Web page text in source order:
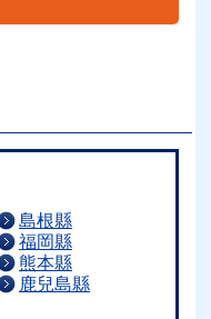
島根縣
福岡縣
熊本縣
鹿兒島縣